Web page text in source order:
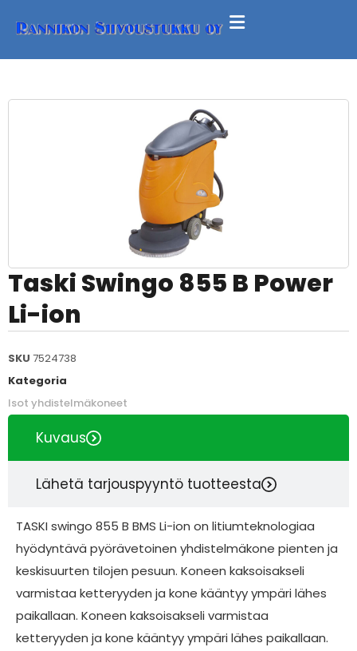
Taski Swingo 855 B Power
Li-ion
SKU 7524738
Kategoria
Isot yhdistelmäkoneet
Kuvaus
Lähetä tarjouspyyntö tuotteesta
TASKI swingo 855 B BMS Li-ion on litiumteknologiaa
hyödyntävä pyörävetoinen yhdistelmäkone pienten ja
keskisuurten tilojen pesuun. Koneen kaksoisakseli
varmistaa ketteryyden ja kone kääntyy ympäri lähes
paikallaan. Koneen kaksoisakseli varmistaa
ketteryyden ja kone kääntyy ympäri lähes paikallaan.